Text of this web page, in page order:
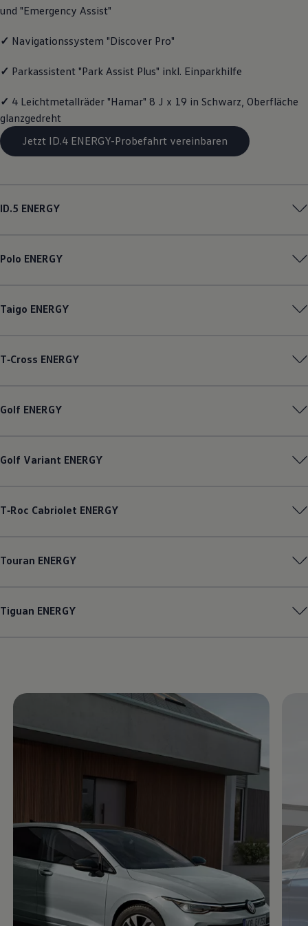
Magazin
Transport
Familie
Volkswagen R
Volkswagen Kundenbetreuung
und "Emergency Assist"
✓ Navigationssystem "Discover Pro"
✓ Parkassistent "Park Assist Plus" inkl. Einparkhilfe
✓ 4 Leichtmetallräder "Hamar" 8 J x 19 in Schwarz, Oberfläche
glanzgedreht
Jetzt ID.4 ENERGY-Probefahrt vereinbaren
ID.5 ENERGY
Polo ENERGY
Taigo ENERGY
T‑Cross ENERGY
Golf ENERGY
Golf Variant ENERGY
T‑Roc Cabriolet ENERGY
Touran ENERGY
Tiguan ENERGY